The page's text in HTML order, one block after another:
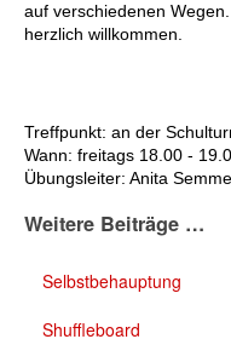
auf verschiedenen
herzlich willkommen.
Treffpunkt: an der
Wann: freitags 18.00 -
Übungsleiter: Anita
Weitere Beiträge …
Selbstbehauptung
Shuffleboard